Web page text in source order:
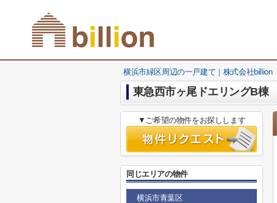
横浜市緑区周辺の一戸建て｜株式会社billion
東急西市ヶ尾ドエリングB棟
▼ご希望の物件をお探しします
同じエリアの物件
横浜市青葉区